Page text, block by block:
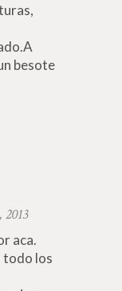
besote
2013
aca.
todo los